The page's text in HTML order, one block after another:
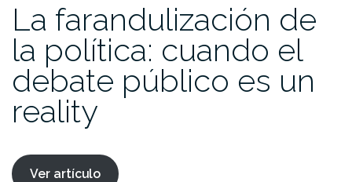
La farandulización de
la política: cuando el
debate público es un
reality
Ver artículo